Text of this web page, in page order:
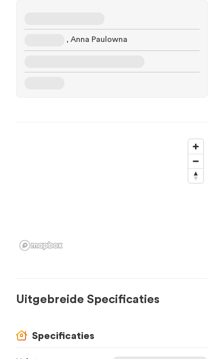
, Anna Paulowna
Uitgebreide Specificaties
Specificaties